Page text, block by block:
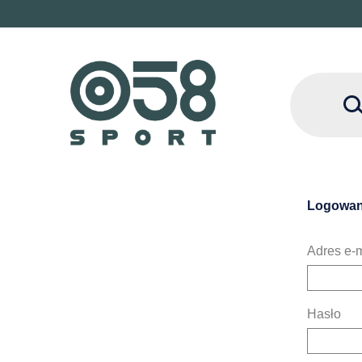
Adres e-
Hasło